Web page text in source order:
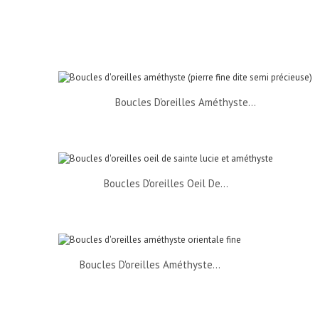
Boucles D'oreilles Améthyste...
Boucles D'oreilles Oeil De...
Boucles D'oreilles Améthyste...